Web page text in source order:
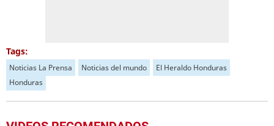
Tags:
Noticias La Prensa Noticias del mundo
El Heraldo Honduras
Honduras